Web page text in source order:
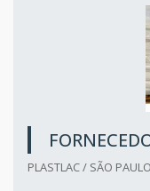
PLASTLAC / SÃO